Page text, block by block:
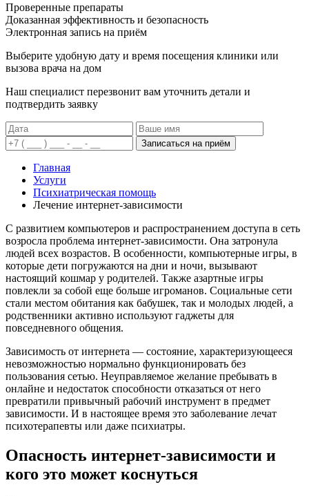
Проверенные препараты
Доказанная эффективность и безопасность
Электронная запись на приём
Выберите удобную дату и время посещения клиники или
вызова врача на дом
Наш специалист перезвонит вам уточнить детали и
подтвердить заявку
Записаться на приём
Главная
Услуги
Психиатрическая помощь
Лечение интернет-зависимости
С развитием компьютеров и распространением доступа в сеть
возросла проблема интернет-зависимости. Она затронула
людей всех возрастов. В особенности, компьютерные игры, в
которые дети погружаются на дни и ночи, вызывают
настоящий кошмар у родителей. Также азартные игры
повлекли за собой еще больше игроманов. Социальные сети
стали местом обитания как бабушек, так и молодых людей, а
родственники активно используют гаджеты для
повседневного общения.
Зависимость от интернета — состояние, характеризующееся
невозможностью нормально функционировать без
пользования сетью. Неуправляемое желание пребывать в
онлайне и недостаток способности отказаться от него
превратили привычный рабочий инструмент в предмет
зависимости. И в настоящее время это заболевание лечат
психотерапевты или даже психиатры.
Опасность интернет-зависимости и
кого это может коснуться